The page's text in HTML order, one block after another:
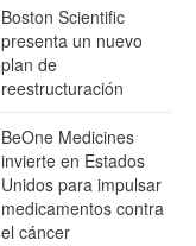
Boston Scientific
presenta un nuevo
plan de
reestructuración
BeOne Medicines
invierte en Estados
Unidos para impulsar
medicamentos contra
el cáncer